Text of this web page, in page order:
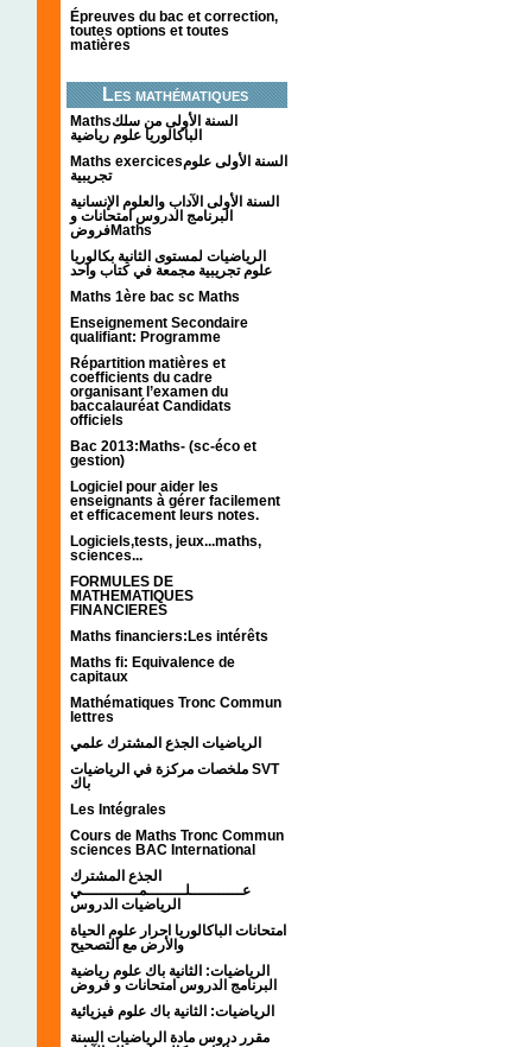
Épreuves du bac et correction,
toutes options et toutes
matières
Les mathématiques
Mathsالسنة الأولى من سلك
الباكالوريا علوم رياضية
Maths exercicesالسنة الأولى علوم
تجريبية
السنة الأولى الآداب والعلوم الإنسانية
البرنامج الدروس امتحانات و
فروضMaths
الرياضيات لمستوى الثانية بكالوريا
علوم تجريبية مجمعة في كتاب واحد
Maths 1ère bac sc Maths
Enseignement Secondaire
qualifiant: Programme
Répartition matières et
coefficients du cadre
organisant l’examen du
baccalauréat Candidats
officiels
Bac 2013:Maths- (sc-éco et
gestion)
Logiciel pour aider les
enseignants à gérer facilement
et efficacement leurs notes.
Logiciels,tests, jeux...maths,
sciences...
FORMULES DE
MATHEMATIQUES
FINANCIERES
Maths financiers:Les intérêts
Maths fi: Equivalence de
capitaux
Mathématiques Tronc Commun
lettres
الرياضيات الجذع المشترك علمي
ملخصات مركزة في الرياضيات SVT
باك
Les Intégrales
Cours de Maths Tronc Commun
sciences BAC International
الجذع المشترك
عـــــــــــلــــــــمــــــــــــي
الرياضيات الدروس
امتحانات الباكالوريا احرار علوم الحياة
والأرض مع التصحيح
الرياضيات: الثانية باك علوم رياضية
البرنامج الدروس امتحانات و فروض
الرياضيات: الثانية باك علوم فيزيائية
مقرر دروس مادة الرياضيات السنة